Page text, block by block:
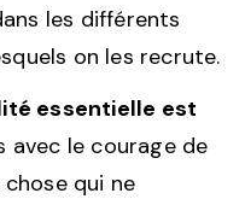
les différents
on les recrute.
essentielle est
avec le courage de
qui ne